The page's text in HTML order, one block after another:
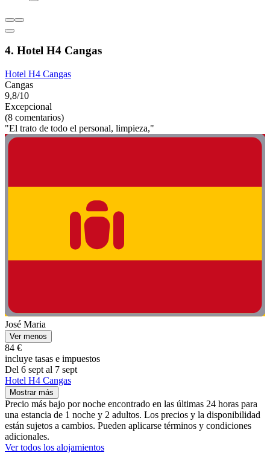
4. Hotel H4 Cangas
Hotel H4 Cangas
Cangas
9,8/10
Excepcional
(8 comentarios)
"El trato de todo el personal, limpieza,"
José Maria
Ver menos
84 €
incluye tasas e impuestos
Del 6 sept al 7 sept
Hotel H4 Cangas
Mostrar más
Precio más bajo por noche encontrado en las últimas 24 horas para
una estancia de 1 noche y 2 adultos. Los precios y la disponibilidad
están sujetos a cambios. Pueden aplicarse términos y condiciones
adicionales.
Ver todos los alojamientos